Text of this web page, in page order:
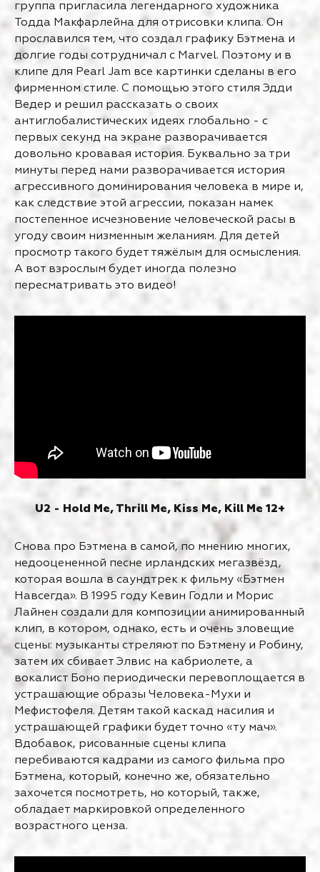
группа пригласила легендарного художника
Тодда Макфарлейна для отрисовки клипа. Он
прославился тем, что создал графику Бэтмена и
долгие годы сотрудничал с Marvel. Поэтому и в
клипе для Pearl Jam все картинки сделаны в его
фирменном стиле. С помощью этого стиля Эдди
Ведер и решил рассказать о своих
антиглобалистических идеях глобально - с
первых секунд на экране разворачивается
довольно кровавая история. Буквально за три
минуты перед нами разворачивается история
агрессивного доминирования человека в мире и,
как следствие этой агрессии, показан намек
постепенное исчезновение человеческой расы в
угоду своим низменным желаниям. Для детей
просмотр такого будет тяжёлым для осмысления.
А вот взрослым будет иногда полезно
пересматривать это видео!
U2 - Hold Me, Thrill Me, Kiss Me, Kill Me 12+
Снова про Бэтмена в самой, по мнению многих,
недооцененной песне ирландских мегазвёзд,
которая вошла в саундтрек к фильму «Бэтмен
Навсегда». В 1995 году Кевин Годли и Морис
Лайнен создали для композиции анимированный
клип, в котором, однако, есть и очень зловещие
сцены: музыканты стреляют по Бэтмену и Робину,
затем их сбивает Элвис на кабриолете, а
вокалист Боно периодически перевоплощается в
устрашающие образы Человека-Мухи и
Мефистофеля. Детям такой каскад насилия и
устрашающей графики будет точно «ту мач».
Вдобавок, рисованные сцены клипа
перебиваются кадрами из самого фильма про
Бэтмена, который, конечно же, обязательно
захочется посмотреть, но который, также,
обладает маркировкой определенного
возрастного ценза.